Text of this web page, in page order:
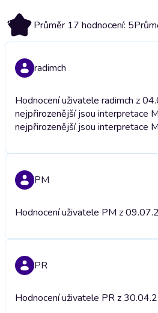
5 Průměr 17 hodnocení: 5
radimch
Hodnocení uživatele radimch z
nejpřirozenější jsou interpretace
nejpřirozenější jsou interpretace
PM
Hodnocení uživatele PM z
PR
Hodnocení uživatele PR z